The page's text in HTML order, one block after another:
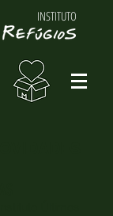
INSTITUTO